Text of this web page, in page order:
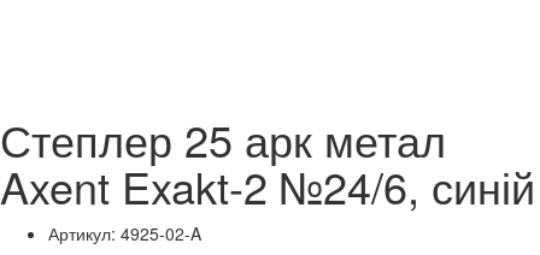
Степлер 25 арк метал
Axent Exakt-2 №24/6, синій
Артикул: 4925-02-A